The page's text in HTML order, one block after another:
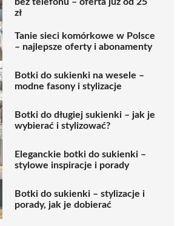
zł
Tanie sieci komórkowe w Polsce
– najlepsze oferty i abonamenty
Botki do sukienki na wesele –
modne fasony i stylizacje
Botki do długiej sukienki – jak je
wybierać i stylizować?
Eleganckie botki do sukienki –
stylowe inspiracje i porady
Botki do sukienki – stylizacje i
porady, jak je dobierać